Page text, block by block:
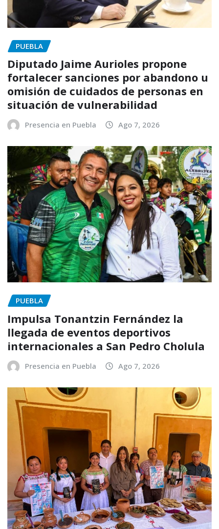
PUEBLA
Diputado Jaime Aurioles propone
fortalecer sanciones por abandono u
omisión de cuidados de personas en
situación de vulnerabilidad
Presencia en Puebla Ago 7, 2026
PUEBLA
Impulsa Tonantzin Fernández la
llegada de eventos deportivos
internacionales a San Pedro Cholula
Presencia en Puebla Ago 7, 2026